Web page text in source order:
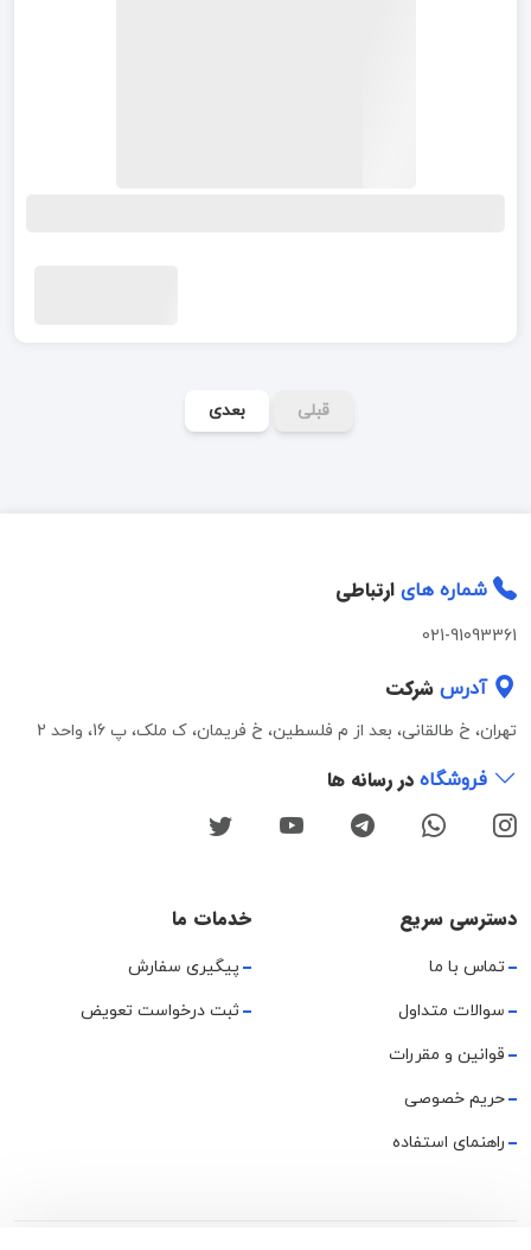
قبلی بعدی
شماره های ارتباطی
021-91093361
آدرس شرکت
تهران، خ طالقانی، بعد از م فلسطین، خ فریمان، ک ملک، پ 16، واحد 2
فروشگاه در رسانه ها
دسترسی سریع
تماس با ما
سوالات متداول
قوانین و مقررات
حریم خصوصی
راهنمای استفاده
خدمات ما
پیگیری سفارش
ثبت درخواست تعویض